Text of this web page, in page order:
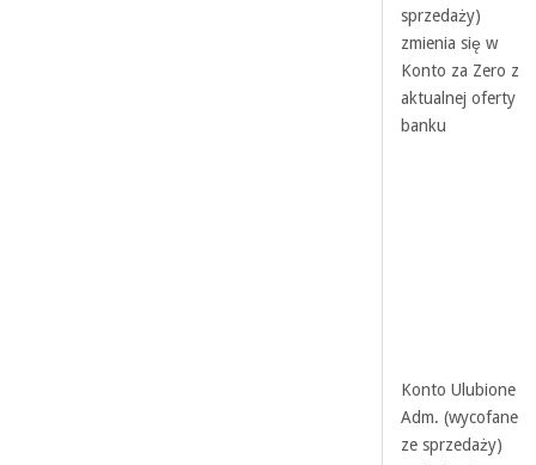
sprzedaży)
zmienia się w
Konto za Zero z
aktualnej oferty
banku
Konto Ulubione
Adm. (wycofane
ze sprzedaży)